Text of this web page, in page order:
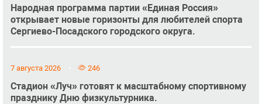
Народная программа партии «Единая Россия»
открывает новые горизонты для любителей спорта
Сергиево-Посадского городского округа.
7 августа 2026 246
Стадион «Луч» готовят к масштабному спортивному
празднику Дню физкультурника.